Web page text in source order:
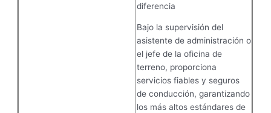
diferencia
Bajo la supervisión del
asistente de administración o
el jefe de la oficina de
terreno, proporciona
servicios fiables y seguros
de conducción, garantizando
los más altos estándares de